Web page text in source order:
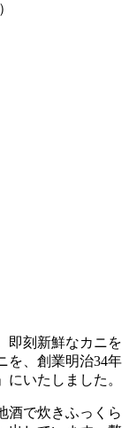
即刻新鮮なカニを
を、創業明治34年
いたしました。
酒で炊きふっくら